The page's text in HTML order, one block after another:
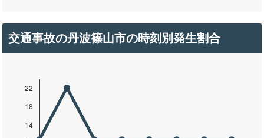
交通事故の丹波篠山市の時刻別発生割合